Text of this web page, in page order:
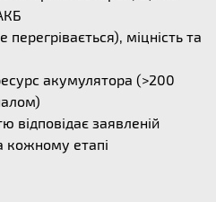
міцність та
акумулятора (>200
відповідає заявленій
кожному етапі